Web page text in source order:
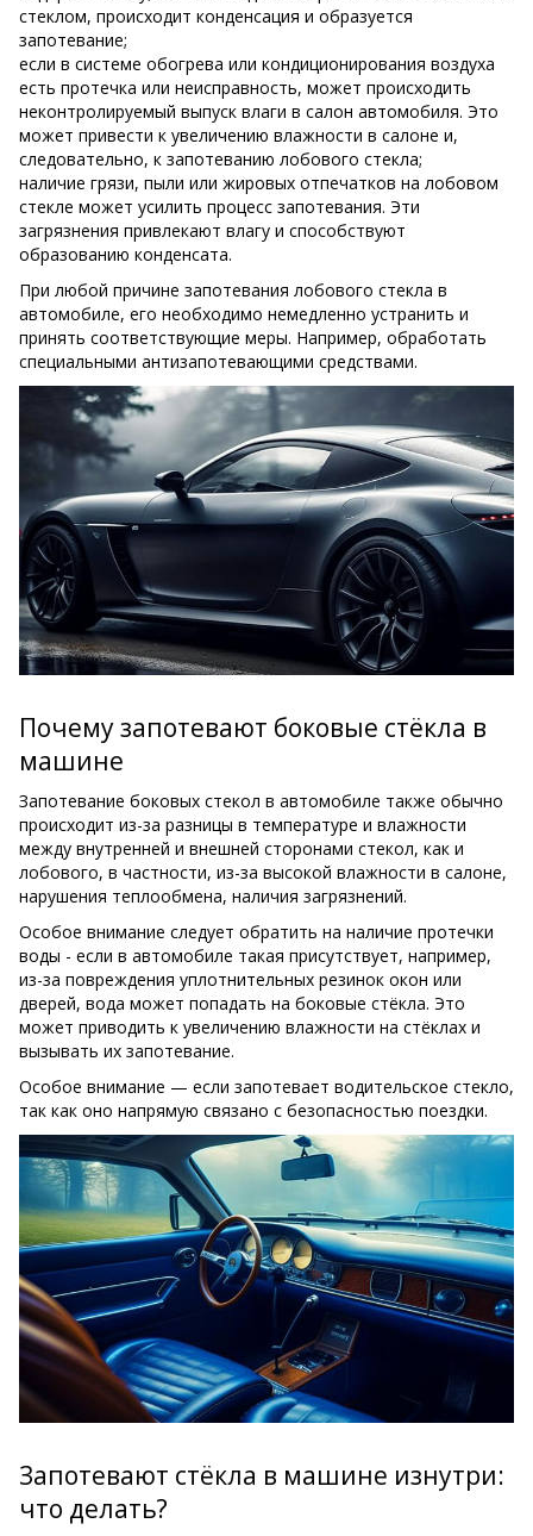
стеклом, происходит конденсация и образуется
запотевание;
если в системе обогрева или кондиционирования воздуха
есть протечка или неисправность, может происходить
неконтролируемый выпуск влаги в салон автомобиля. Это
может привести к увеличению влажности в салоне и,
следовательно, к запотеванию лобового стекла;
наличие грязи, пыли или жировых отпечатков на лобовом
стекле может усилить процесс запотевания. Эти
загрязнения привлекают влагу и способствуют
образованию конденсата.
При любой причине запотевания лобового стекла в
автомобиле, его необходимо немедленно устранить и
принять соответствующие меры. Например, обработать
специальными антизапотевающими средствами.
Почему запотевают боковые стёкла в
машине
Запотевание боковых стекол в автомобиле также обычно
происходит из-за разницы в температуре и влажности
между внутренней и внешней сторонами стекол, как и
лобового, в частности, из-за высокой влажности в салоне,
нарушения теплообмена, наличия загрязнений.
Особое внимание следует обратить на наличие протечки
воды - если в автомобиле такая присутствует, например,
из-за повреждения уплотнительных резинок окон или
дверей, вода может попадать на боковые стёкла. Это
может приводить к увеличению влажности на стёклах и
вызывать их запотевание.
Особое внимание — если запотевает водительское стекло,
так как оно напрямую связано с безопасностью поездки.
Запотевают стёкла в машине изнутри:
что делать?